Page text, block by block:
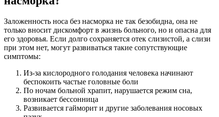
Заложенность носа без насморка не так безобидна, она не
только вносит дискомфорт в жизнь больного, но и опасна для
его здоровья. Если долго сохраняется отек слизистой, а слизи
при этом нет, могут развиваться такие сопутствующие
симптомы:
Из-за кислородного голодания человека начинают
беспокоить частые головные боли
По ночам больной храпит, нарушается режим сна,
возникает бессонница
Развивается гайморит и другие заболевания носовых